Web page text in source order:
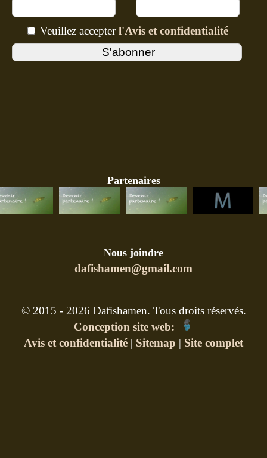
Veuillez accepterl'Avis et confidentialité
Partenaires
Nous joindre
dafishamen@gmail.com
© 2015 - 2026 Dafishamen. Tous droits réservés.
Conception site web:
Avis et confidentialité | Sitemap | Site complet